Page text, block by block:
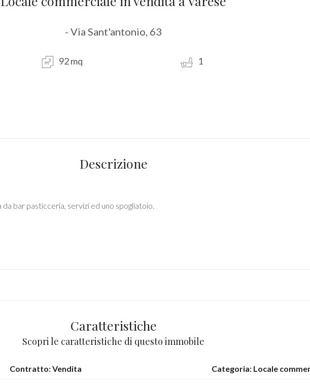
- Via Sant'antonio, 63
92 mq 1
Descrizione
bar pasticceria, servizi ed uno spogliatoio.
Caratteristiche
Scopri le caratteristiche di questo immobile
Contratto: Vendita Categoria: Locale